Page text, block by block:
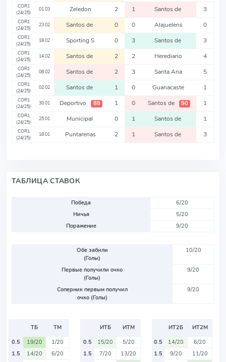
COR1
(24/25)
01.03 Zeledon 2 1 Santos de 3
COR1
(24/25)
23.02 Santos de 0 0 Alajuelens 0
COR1
(24/25)
18.02 Sporting S 0 3 Santos de 3
COR1
(24/25)
14.02 Santos de 2 2 Herediano 4
COR1
(24/25)
08.02 Santos de 2 3 Santa Ana 5
COR1
(24/25)
02.02 Santos de 1 0 Guanacaste 1
COR1
(24/25)
30.01 Deportivo 89 1 0 Santos de 90 1
COR1
(24/25)
25.01 Municipal 0 1 Santos de 1
COR1
(24/25)
18.01 Puntarenas 2 1 Santos de 3
ТАБЛИЦА СТАВОК
Победа
6/20
Ничья
5/20
Поражение
9/20
Обе забили
(Голы)
10/20
Первые получили очко
(Голы)
9/20
Соперник первым получил
очко (Голы)
9/20
ТБ
ТМ
0.5
19/20
1/20
1.5
14/20
6/20
ИТБ
ИТМ
0.5
15/20
5/20
1.5
7/20
13/20
ИТ2Б
ИТ2М
0.5
14/20
6/20
1.5
9/20
11/20